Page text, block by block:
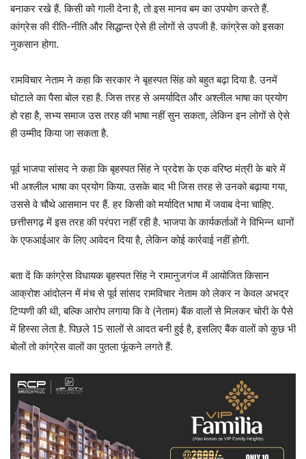
बनाकर रखे हैं. किसी को गाली देना है, तो इस मानव बम का उपयोग करते हैं.
कांग्रेस की रीति-नीति और सिद्धान्त ऐसे ही लोगों से उपजी है. कांग्रेस को इसका
नुकसान होगा.
रामविचार नेताम ने कहा कि सरकार ने बृहस्पत सिंह को बहुत बढ़ा दिया है. उनमें
घोटाले का पैसा बोल रहा है. जिस तरह से अमर्यादित और अश्लील भाषा का प्रयोग
हो रहा है, सभ्य समाज उस तरह की भाषा नहीं सुन सकता, लेकिन इन लोगों से ऐसे
ही उम्मीद किया जा सकता है.
पूर्व भाजपा सांसद ने कहा कि बृहस्पत सिंह ने प्रदेश के एक वरिष्ठ मंत्री के बारे में
भी अश्लील भाषा का प्रयोग किया. उसके बाद भी जिस तरह से उनको बढ़ाया गया,
उससे वे चौथे आसमान पर हैं. हर किसी को मर्यादित भाषा में जवाब देना चाहिए.
छत्तीसगढ़ में इस तरह की परंपरा नहीं रही है. भाजपा के कार्यकर्ताओं ने विभिन्न थानों
के एफआईआर के लिए आवेदन दिया है, लेकिन कोई कार्रवाई नहीं होगी.
बता दें कि कांग्रेस विधायक बृहस्पत सिंह ने रामानुजगंज में आयोजित किसान
आक्रोश आंदोलन में मंच से पूर्व सांसद रामविचार नेताम को लेकर न केवल अभद्र
टिप्पणी की थी, बल्कि आरोप लगाया कि वे (नेताम) बैंक वालों से मिलकर चोरी के पैसे
में हिस्सा लेता है. पिछले 15 सालों से आदत बनी हुई है, इसलिए बैंक वालों को कुछ भी
बोलों तो कांग्रेस वालों का पुतला फूंकने लगते हैं.